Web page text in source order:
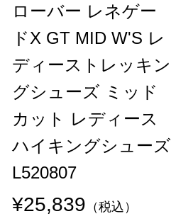
ローバー レネゲー
ドX GT MID W'S レ
ディーストレッキン
グシューズ ミッド
カット レディース
ハイキングシューズ
L520807
¥25,839 （税込）